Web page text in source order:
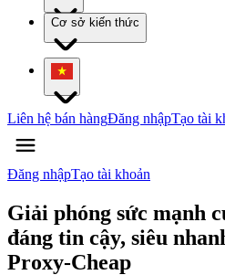
Cơ sở kiến thức
Liên hệ bán hàngĐăng nhậpTạo tài
Đăng nhậpTạo tài khoản
Giải phóng sức mạnh
đáng tin cậy, siêu
Proxy-Cheap